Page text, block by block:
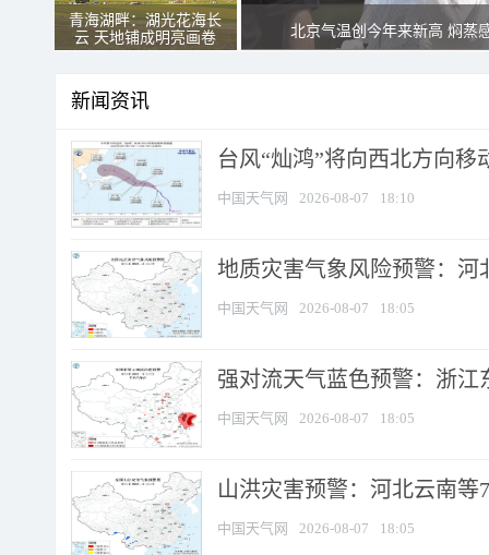
青海湖畔：湖光花海长
云 天地铺成明亮画卷
北京气温创今年来新高 焖蒸
新闻资讯
台风“灿鸿”将向西北方向移
中国天气网 2026-08-07 18:10
地质灾害气象风险预警：河
中国天气网 2026-08-07 18:05
强对流天气蓝色预警：浙江
中国天气网 2026-08-07 18:05
山洪灾害预警：河北云南
中国天气网 2026-08-07 18:05